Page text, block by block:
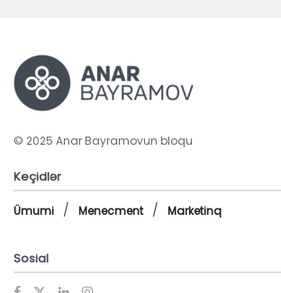
© 2025 Anar Bayramovun bloqu
Keçidlər
Ümumi Menecment Marketinq
Sosial